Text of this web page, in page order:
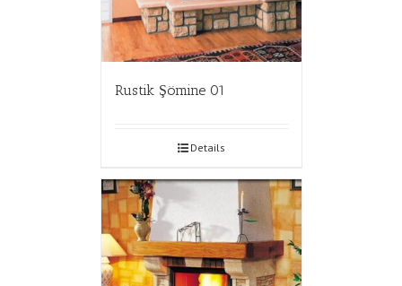
Rustik Şömine 01
Details